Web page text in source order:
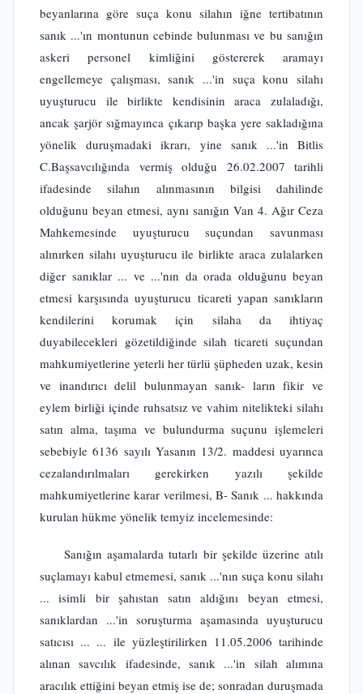
beyanlarına göre suça konu silahın iğne tertibatının
sanık ...'ın montunun cebinde bulunması ve bu sanığın
askeri personel kimliğini göstererek aramayı
engellemeye çalışması, sanık ...'in suça konu silahı
uyuşturucu ile birlikte kendisinin araca zulaladığı,
ancak şarjör sığmayınca çıkarıp başka yere sakladığına
yönelik duruşmadaki ikrarı, yine sanık ...'in Bitlis
C.Başsavcılığında vermiş olduğu 26.02.2007 tarihli
ifadesinde silahın alınmasının bilgisi dahilinde
olduğunu beyan etmesi, aynı sanığın Van 4. Ağır Ceza
Mahkemesinde uyuşturucu suçundan savunması
alınırken silahı uyuşturucu ile birlikte araca zulalarken
diğer sanıklar ... ve ...'nın da orada olduğunu beyan
etmesi karşısında uyuşturucu ticareti yapan sanıkların
kendilerini korumak için silaha da ihtiyaç
duyabilecekleri gözetildiğinde silah ticareti suçundan
mahkumiyetlerine yeterli her türlü şüpheden uzak, kesin
ve inandırıcı delil bulunmayan sanık- ların fikir ve
eylem birliği içinde ruhsatsız ve vahim nitelikteki silahı
satın alma, taşıma ve bulundurma suçunu işlemeleri
sebebiyle 6136 sayılı Yasanın 13/2. maddesi uyarınca
cezalandırılmaları gerekirken yazılı şekilde
mahkumiyetlerine karar verilmesi, B- Sanık ... hakkında
kurulan hükme yönelik temyiz incelemesinde:
Sanığın aşamalarda tutarlı bir şekilde üzerine atılı
suçlamayı kabul etmemesi, sanık ...'nın suça konu silahı
... isimli bir şahıstan satın aldığını beyan etmesi,
sanıklardan ...'in soruşturma aşamasında uyuşturucu
satıcısı ... ... ile yüzleştirilirken 11.05.2006 tarihinde
alınan savcılık ifadesinde, sanık ...'in silah alımına
aracılık ettiğini beyan etmiş ise de; sonradan duruşmada